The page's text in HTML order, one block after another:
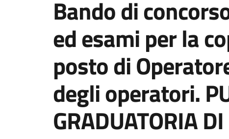
Bando di
ed esami per la
posto di
degli operatori.
GRADUATORIA